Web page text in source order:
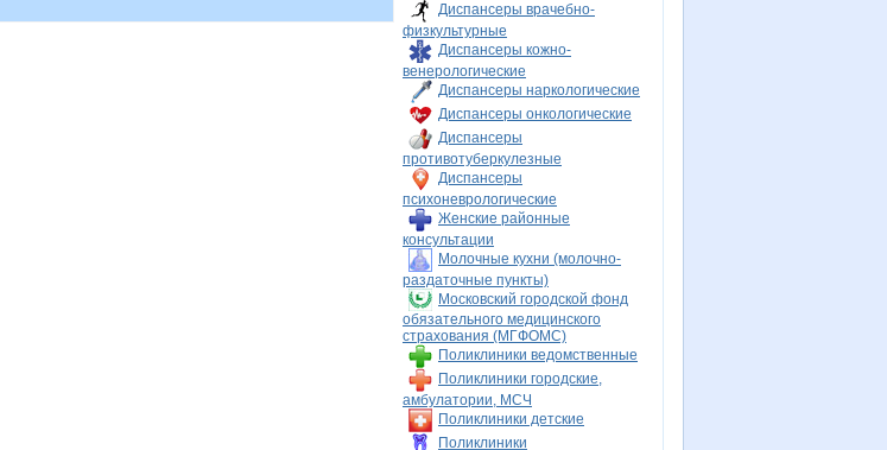
Диспансеры врачебно-
физкультурные
Диспансеры кожно-
венерологические
Диспансеры наркологические
Диспансеры онкологические
Диспансеры
противотуберкулезные
Диспансеры
психоневрологические
Женские районные
консультации
Молочные кухни (молочно-
раздаточные пункты)
Московский городской фонд
обязательного медицинского
страхования (МГФОМС)
Поликлиники ведомственные
Поликлиники городские,
амбулатории, МСЧ
Поликлиники детские
Поликлиники